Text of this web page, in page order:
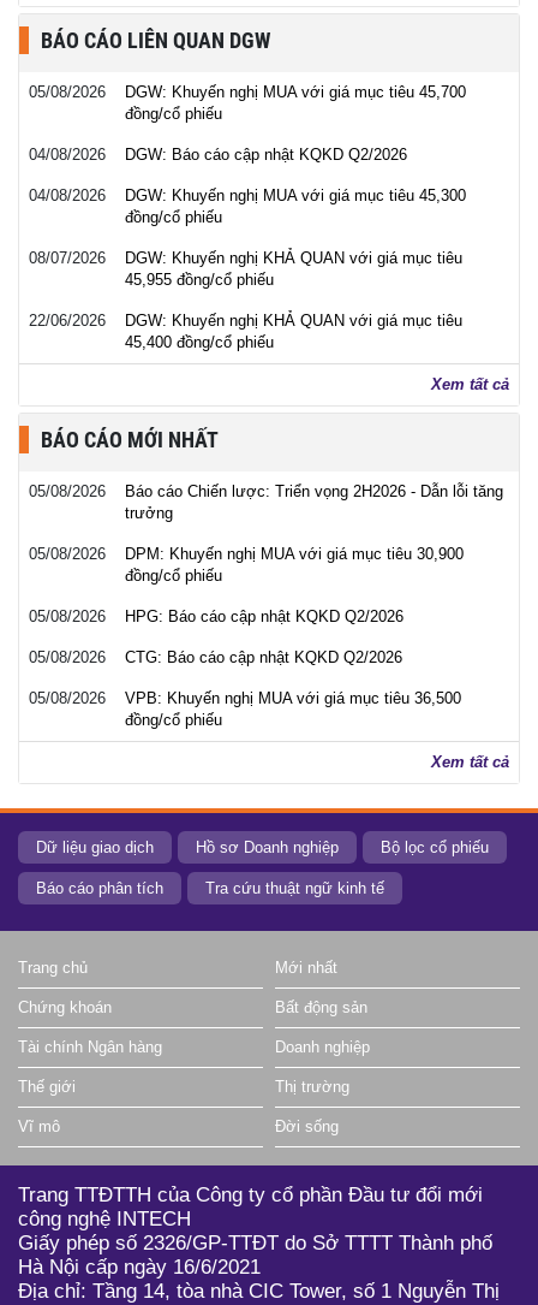
BÁO CÁO LIÊN QUAN DGW
05/08/2026
DGW: Khuyến nghị MUA với giá mục tiêu 45,700
đồng/cổ phiếu
04/08/2026 DGW: Báo cáo cập nhật KQKD Q2/2026
04/08/2026
DGW: Khuyến nghị MUA với giá mục tiêu 45,300
đồng/cổ phiếu
08/07/2026
DGW: Khuyến nghị KHẢ QUAN với giá mục tiêu
45,955 đồng/cổ phiếu
22/06/2026
DGW: Khuyến nghị KHẢ QUAN với giá mục tiêu
45,400 đồng/cổ phiếu
Xem tất cả
BÁO CÁO MỚI NHẤT
05/08/2026
Báo cáo Chiến lược: Triển vọng 2H2026 - Dẫn lỗi tăng
trưởng
05/08/2026
DPM: Khuyến nghị MUA với giá mục tiêu 30,900
đồng/cổ phiếu
05/08/2026 HPG: Báo cáo cập nhật KQKD Q2/2026
05/08/2026 CTG: Báo cáo cập nhật KQKD Q2/2026
05/08/2026
VPB: Khuyến nghị MUA với giá mục tiêu 36,500
đồng/cổ phiếu
Xem tất cả
Dữ liệu giao dịch Hồ sơ Doanh nghiệp Bộ lọc cổ phiếu
Báo cáo phân tích Tra cứu thuật ngữ kinh tế
Trang chủ Mới nhất
Chứng khoán Bất động sản
Tài chính Ngân hàng Doanh nghiệp
Thế giới Thị trường
Vĩ mô Đời sống
Trang TTĐTTH của Công ty cổ phần Đầu tư đổi mới
công nghệ INTECH
Giấy phép số 2326/GP-TTĐT do Sở TTTT Thành phố
Hà Nội cấp ngày 16/6/2021
Địa chỉ: Tầng 14, tòa nhà CIC Tower, số 1 Nguyễn Thị